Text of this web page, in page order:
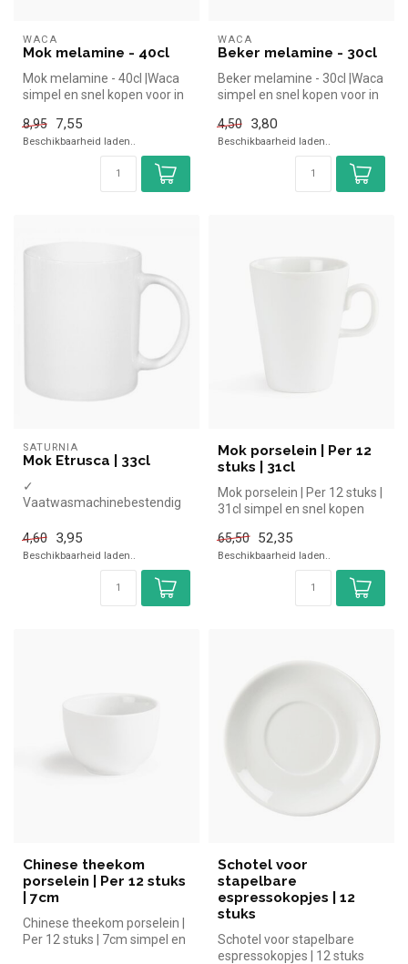
WACA
Mok melamine - 40cl
Mok melamine - 40cl |Waca
simpel en snel kopen voor in
8,95
7,55
Beschikbaarheid laden..
WACA
Beker melamine - 30cl
Beker melamine - 30cl |Waca
simpel en snel kopen voor in
4,50
3,80
Beschikbaarheid laden..
SATURNIA
Mok Etrusca | 33cl
✓
Vaatwasmachinebestendig
4,60
3,95
Beschikbaarheid laden..
Mok porselein | Per 12
stuks | 31cl
Mok porselein | Per 12 stuks |
31cl simpel en snel kopen
65,50
52,35
Beschikbaarheid laden..
Chinese theekom
porselein | Per 12 stuks
| 7cm
Chinese theekom porselein |
Per 12 stuks | 7cm simpel en
Schotel voor
stapelbare
espressokopjes | 12
stuks
Schotel voor stapelbare
espressokopjes | 12 stuks